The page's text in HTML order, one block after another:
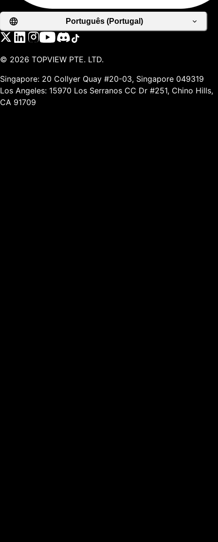
Português (Portugal)
© 2026 TOPVIEW PTE. LTD.
Singapore: 20 Collyer Quay #20-03, Singapore 049319
Los Angeles: 15970 Los Serranos CC Dr #251, Chino Hills,
CA 91709